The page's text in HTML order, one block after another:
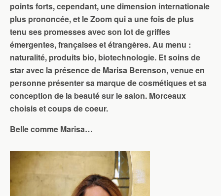
points forts, cependant, une dimension internationale
plus prononcée, et le Zoom qui a une fois de plus
tenu ses promesses avec son lot de griffes
émergentes, françaises et étrangères. Au menu :
naturalité, produits bio, biotechnologie. Et soins de
star avec la présence de Marisa Berenson, venue en
personne présenter sa marque de cosmétiques et sa
conception de la beauté sur le salon. Morceaux
choisis et coups de coeur.
Belle comme Marisa…